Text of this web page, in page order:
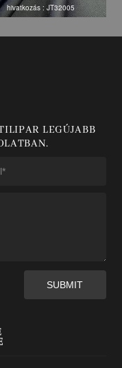
hivatkozás : JT32005
LEGÚJABB